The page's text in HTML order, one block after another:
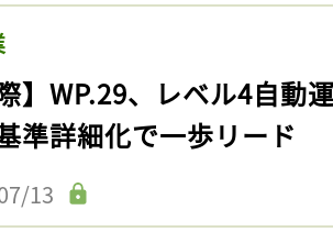
際】WP.29、レベル4自動
準詳細化で一歩リード
13
事をお気に入りに